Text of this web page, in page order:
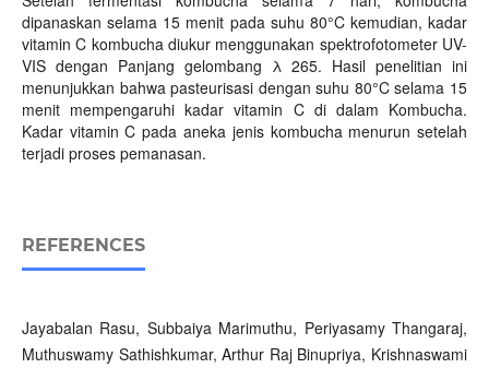
dipanaskan selama 15 menit pada suhu 80°C kemudian, kadar
vitamin C kombucha diukur menggunakan spektrofotometer UV-
VIS dengan Panjang gelombang λ 265. Hasil penelitian ini
menunjukkan bahwa pasteurisasi dengan suhu 80°C selama 15
menit mempengaruhi kadar vitamin C di dalam Kombucha.
Kadar vitamin C pada aneka jenis kombucha menurun setelah
terjadi proses pemanasan.
REFERENCES
Jayabalan Rasu, Subbaiya Marimuthu, Periyasamy Thangaraj,
Muthuswamy Sathishkumar, Arthur Raj Binupriya, Krishnaswami